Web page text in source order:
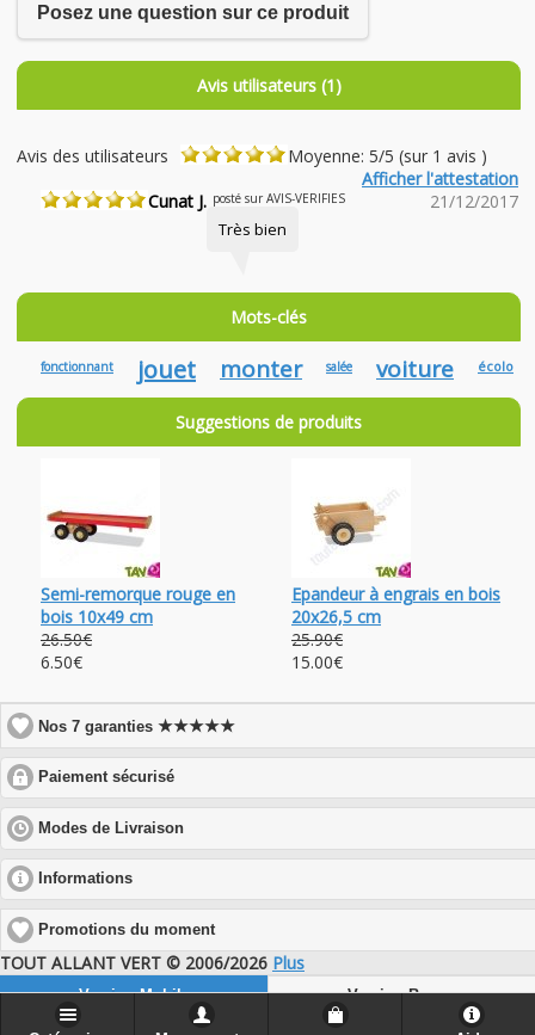
Posez une question sur ce produit
Avis utilisateurs (1)
Avis des utilisateurs
Moyenne: 5/5 (sur 1 avis )
Afficher l'attestation
Cunat J. posté sur AVIS-VERIFIES 21/12/2017
Très bien
Mots-clés
fonctionnant jouet monter salée voiture écolo
Suggestions de produits
Semi-remorque rouge en
bois 10x49 cm
26.50€
6.50€
Epandeur à engrais en bois
20x26,5 cm
25.90€
15.00€
Nos 7 garanties★★★★★
Paiement sécurisé
to
expand
Modes de Livraison
to
contents
Informations
to
expand
Promotions du moment
TOUT ALLANT VERT © 2006/2026 Plus
Version Mobile Version Bureau